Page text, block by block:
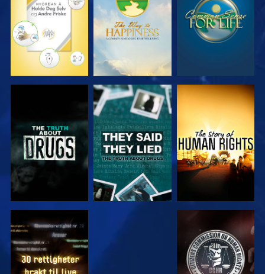
SE SE
SE SE